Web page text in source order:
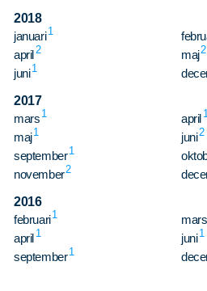
2018
januari1
april2 maj2
juni1
2017
mars 1 april
maj1 juni2
september1
november2
2016
februari1 mars
april 1 juni1
september1